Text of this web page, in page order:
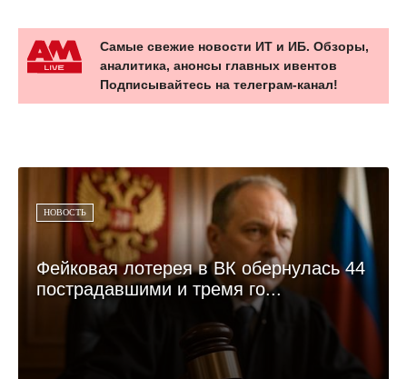
Самые свежие новости ИТ и ИБ. Обзоры,
аналитика, анонсы главных ивентов
Подписывайтесь на телеграм-канал!
НОВОСТЬ
Фейковая лотерея в ВК обернулась 44
пострадавшими и тремя го...